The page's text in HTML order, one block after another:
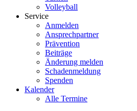
Volleyball
Service
Anmelden
Ansprechpartner
Prävention
Beiträge
Änderung melden
Schadenmeldung
Spenden
Kalender
Alle Termine